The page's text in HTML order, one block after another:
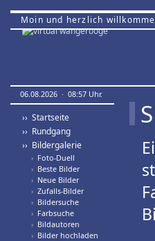
Moin und herzlich
06.08.2026 · 08:57 Uhr.
›› Startseite
›› Rundgang
›› Bildergalerie
› Foto-Duell
› Beste Bilder
› Neue Bilder
› Zufalls-Bilder
› Bildersuche
› Farbsuche
› Bildautoren
› Bilder hochladen